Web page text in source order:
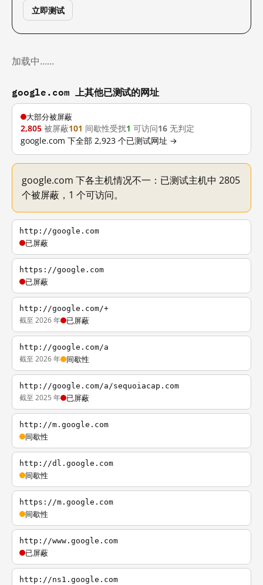
立即测试
加载中……
google.com 上其他已测试的网址
大部分被屏蔽
2,805 被屏蔽101 间歇性受扰1 可访问16 无判定
google.com 下全部 2,923 个已测试网址 →
google.com 下各主机情况不一：已测试主机中 2805
个被屏蔽，1 个可访问。
http://google.com
已屏蔽
https://google.com
已屏蔽
http://google.com/+
截至 2026 年 已屏蔽
http://google.com/a
截至 2026 年 间歇性
http://google.com/a/sequoiacap.com
截至 2025 年 已屏蔽
http://m.google.com
间歇性
http://dl.google.com
间歇性
https://m.google.com
间歇性
http://www.google.com
已屏蔽
http://ns1.google.com